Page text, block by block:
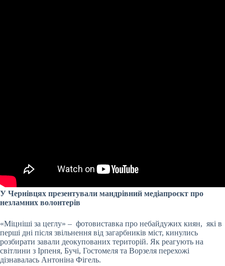
У Чернівцях презентували мандрівний медіапроєкт про
незламних волонтерів
«Міцніші за цеглу» – фотовиставка про небайдужих киян, які в
перші дні після звільнення від загарбників міст, кинулись
розбирати завали деокупованих територій. Як реагують на
світлини з Ірпеня, Бучі, Гостомеля та Ворзеля перехожі
дізнавалась Антоніна Фігель.